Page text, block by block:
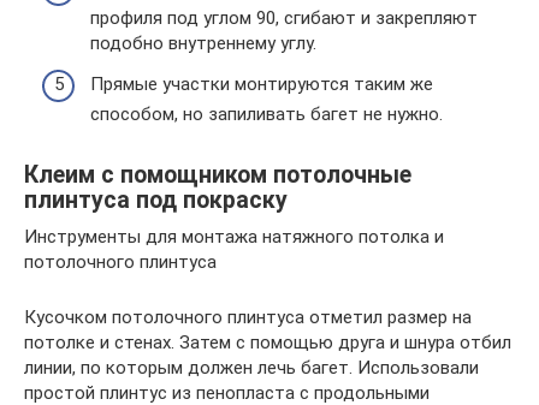
профиля под углом 90, сгибают и закрепляют
подобно внутреннему углу.
Прямые участки монтируются таким же
способом, но запиливать багет не нужно.
Клеим с помощником потолочные
плинтуса под покраску
Инструменты для монтажа натяжного потолка и
потолочного плинтуса
Кусочком потолочного плинтуса отметил размер на
потолке и стенах. Затем с помощью друга и шнура отбил
линии, по которым должен лечь багет. Использовали
простой плинтус из пенопласта с продольными